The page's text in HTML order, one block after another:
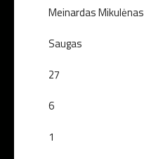
Meinardas Mikulėnas
Saugas
27
6
1